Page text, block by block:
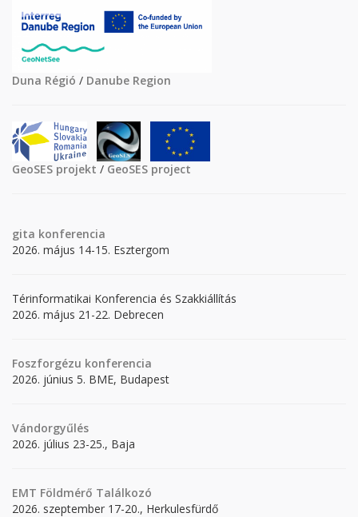
Duna Régió / Danube Region
GeoSES projekt / GeoSES project
gita konferencia
2026. május 14-15. Esztergom
Térinformatikai Konferencia és Szakkiállítás
2026. május 21-22. Debrecen
Foszforgézu konferencia
2026. június 5. BME, Budapest
Vándorgyűlés
2026. július 23-25., Baja
EMT Földmérő Találkozó
2026. szeptember 17-20., Herkulesfürdő